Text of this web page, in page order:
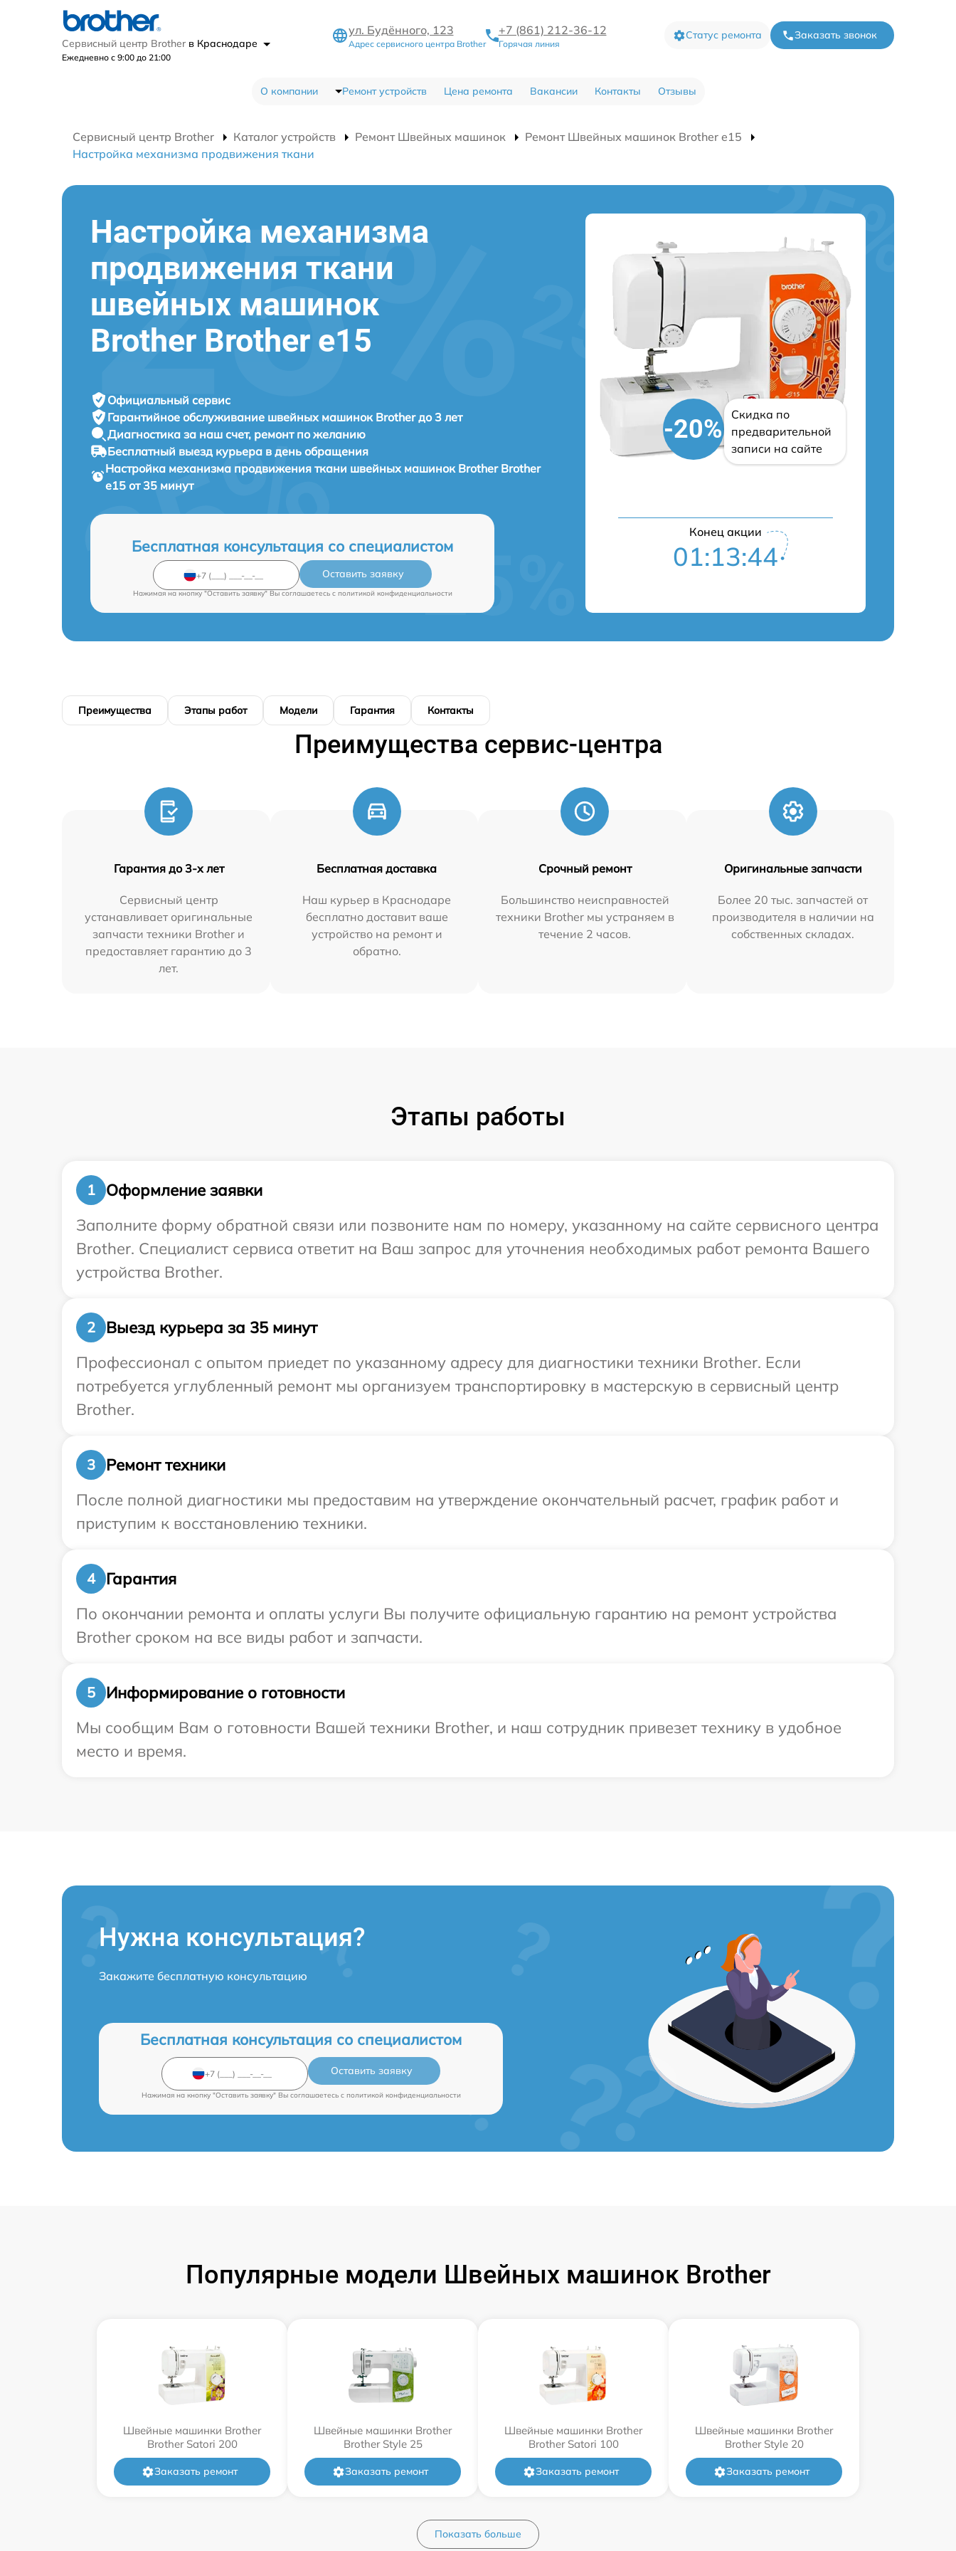
Сервисный центр Brother в Краснодаре
Ежедневно с 9:00 до 21:00
ул. Будённого, 123
Адрес сервисного центра Brother
+7 (861) 212-36-12
Горячая линия
Статус ремонта Заказать звонок
О компании Ремонт устройств Цена ремонта Вакансии Контакты Отзывы
Сервисный центр Brother Каталог устройств Ремонт Швейных машинок
Ремонт Швейных машинок Brother e15
Настройка механизма продвижения ткани
Настройка механизма
продвижения ткани
швейных машинок
Brother Brother e15
Официальный сервис
Гарантийное обслуживание швейных машинок Brother до 3 лет
Диагностика за наш счет, ремонт по желанию
Бесплатный выезд курьера в день обращения
Настройка механизма продвижения ткани швейных машинок Brother Brother
e15 от 35 минут
Бесплатная консультация со специалистом
Оставить заявку
Нажимая на кнопку "Оставить заявку" Вы соглашаетесь c политикой конфиденциальности
-20%
Скидка по
предварительной
записи на сайте
Конец акции
01:13:43
Преимущества Этапы работ Модели Гарантия Контакты
Преимущества сервис-центра
Гарантия до 3-х лет
Сервисный центр
устанавливает оригинальные
запчасти техники Brother и
предоставляет гарантию до 3
лет.
Бесплатная доставка
Наш курьер в Краснодаре
бесплатно доставит ваше
устройство на ремонт и
обратно.
Срочный ремонт
Большинство неисправностей
техники Brother мы устраняем в
течение 2 часов.
Оригинальные запчасти
Более 20 тыс. запчастей от
производителя в наличии на
собственных складах.
Этапы работы
1
Оформление заявки
Заполните форму обратной связи или позвоните нам по номеру, указанному на сайте сервисного центра
Brother. Специалист сервиса ответит на Ваш запрос для уточнения необходимых работ ремонта Вашего
устройства Brother.
2
Выезд курьера за 35 минут
Профессионал с опытом приедет по указанному адресу для диагностики техники Brother. Если
потребуется углубленный ремонт мы организуем транспортировку в мастерскую в сервисный центр
Brother.
3
Ремонт техники
После полной диагностики мы предоставим на утверждение окончательный расчет, график работ и
приступим к восстановлению техники.
4
Гарантия
По окончании ремонта и оплаты услуги Вы получите официальную гарантию на ремонт устройства
Brother сроком на все виды работ и запчасти.
5
Информирование о готовности
Мы сообщим Вам о готовности Вашей техники Brother, и наш сотрудник привезет технику в удобное
место и время.
Нужна консультация?
Закажите бесплатную консультацию
Бесплатная консультация со специалистом
Оставить заявку
Нажимая на кнопку "Оставить заявку" Вы соглашаетесь c политикой конфиденциальности
Популярные модели Швейных машинок Brother
Швейные машинки Brother
Brother Satori 200
Заказать ремонт
Швейные машинки Brother
Brother Style 25
Заказать ремонт
Швейные машинки Brother
Brother Satori 100
Заказать ремонт
Швейные машинки Brother
Brother Style 20
Заказать ремонт
Показать больше